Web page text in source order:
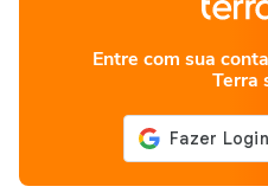
Entre com sua
Terra